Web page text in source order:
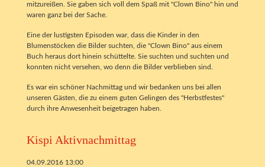
mitzureißen. Sie gaben sich voll dem Spaß mit "Clown Bino" hin und
waren ganz bei der Sache.
Eine der lustigsten Episoden war, dass die Kinder in den
Blumenstöcken die Bilder suchten, die "Clown Bino" aus einem
Buch heraus dort hinein schüttelte. Sie suchten und suchten und
konnten nicht versehen, wo denn die Bilder verblieben sind.
Es war ein schöner Nachmittag und wir bedanken uns bei allen
unseren Gästen, die zu einem guten Gelingen des "Herbstfestes"
durch ihre Anwesenheit beigetragen haben.
Kispi Aktivnachmittag
04.09.2016 13:00